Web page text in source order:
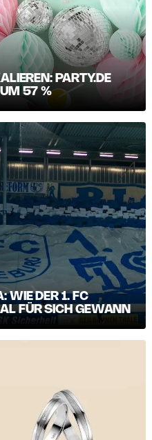
PARTY.DE
UM 57 %
WIE DER 1. FC
FÜR SICH GEWANN